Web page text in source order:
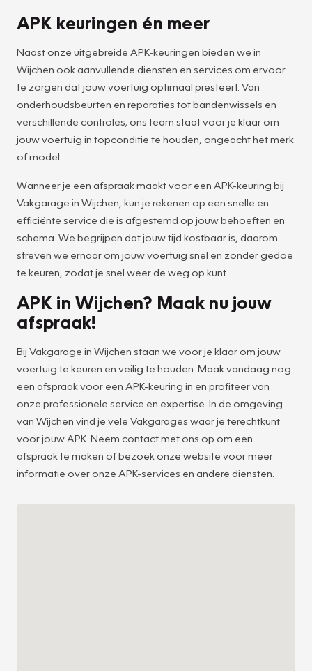
APK keuringen én meer
Naast onze uitgebreide APK-keuringen bieden we in
Wijchen ook aanvullende diensten en services om ervoor
te zorgen dat jouw voertuig optimaal presteert. Van
onderhoudsbeurten en reparaties tot bandenwissels en
verschillende controles; ons team staat voor je klaar om
jouw voertuig in topconditie te houden, ongeacht het merk
of model.
Wanneer je een afspraak maakt voor een APK-keuring bij
Vakgarage in Wijchen, kun je rekenen op een snelle en
efficiënte service die is afgestemd op jouw behoeften en
schema. We begrijpen dat jouw tijd kostbaar is, daarom
streven we ernaar om jouw voertuig snel en zonder gedoe
te keuren, zodat je snel weer de weg op kunt.
APK in Wijchen? Maak nu jouw
afspraak!
Bij Vakgarage in Wijchen staan we voor je klaar om jouw
voertuig te keuren en veilig te houden. Maak vandaag nog
een afspraak voor een APK-keuring in en profiteer van
onze professionele service en expertise. In de omgeving
van Wijchen vind je vele Vakgarages waar je terechtkunt
voor jouw APK. Neem contact met ons op om een
afspraak te maken of bezoek onze website voor meer
informatie over onze APK-services en andere diensten.
12